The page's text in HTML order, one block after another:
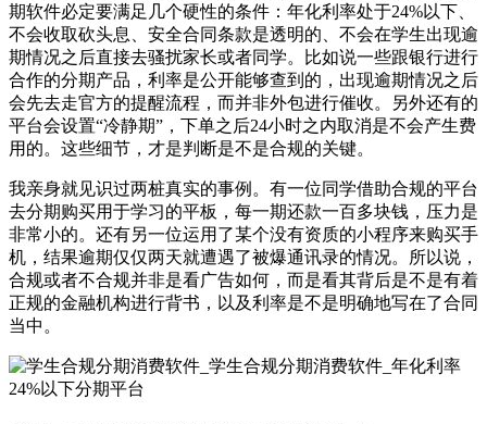
期软件必定要满足几个硬性的条件：年化利率处于24%以下、
不会收取砍头息、安全合同条款是透明的、不会在学生出现逾
期情况之后直接去骚扰家长或者同学。比如说一些跟银行进行
合作的分期产品，利率是公开能够查到的，出现逾期情况之后
会先去走官方的提醒流程，而并非外包进行催收。另外还有的
平台会设置“冷静期”，下单之后24小时之内取消是不会产生费
用的。这些细节，才是判断是不是合规的关键。
我亲身就见识过两桩真实的事例。有一位同学借助合规的平台
去分期购买用于学习的平板，每一期还款一百多块钱，压力是
非常小的。还有另一位运用了某个没有资质的小程序来购买手
机，结果逾期仅仅两天就遭遇了被爆通讯录的情况。所以说，
合规或者不合规并非是看广告如何，而是看其背后是不是有着
正规的金融机构进行背书，以及利率是不是明确地写在了合同
当中。